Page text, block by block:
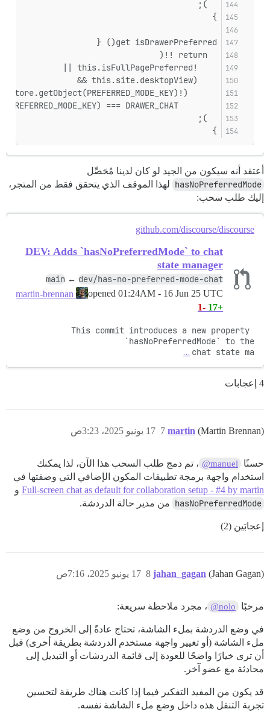
  );
}
get isDrawerPreferred() {
    !this.isFullPagePreferred ||
    (this.site.desktopView &&
      (!this._store.getObject(PREFERRED_MODE_KEY) ||
  );
}
أعتقد أنه سيكون من الجيد لو كان لدينا مُحَصِّل
hasNoPreferredMode لهذا الموقف الذي يتحقق فقط من المتجر،
إليك طلب سحب:
github.com/discourse/discourse
DEV: Adds `hasNoPreferredMode` to chat
state manager
main ← dev/has-no-preferred-mode-chat
opened 01:24AM - 16 Jun 25 UTC
+17
-1
This commit introduces a new property
chat state ma
…
4 إعجابات
martin (Martin Brennan) 17 يونيو 2025، 3:23ص 7
حسنًا @manuel ، تم دمج طلب السحب هذا الآن، لذا يمكنك
استخدام واجهة برمجة تطبيقات المكون الإضافي التي وصفتها في
Full-screen chat as default for collaboration setup - #4 by martin و
hasNoPreferredMode من مدير حالة الدردشة.
إعجابَين (2)
jahan_gagan (Jahan Gagan) 17 يونيو 2025، 7:16ص 8
مرحبًا @nolo ، مجرد ملاحظة سريعة:
في وضع الدردشة بملء الشاشة، تحتاج عادةً إلى الخروج من وضع
ملء الشاشة (أو تغيير واجهة مستخدم الدردشة بطريقة أخرى) قبل
أن ترى خيارًا واضحًا للعودة إلى قائمة الدردشات أو التبديل إلى
محادثة مع عضو آخر.
قد يكون من المفيد التفكير فيما إذا كانت هناك طريقة لتحسين
تجربة التنقل هذه داخل وضع ملء الشاشة نفسه.